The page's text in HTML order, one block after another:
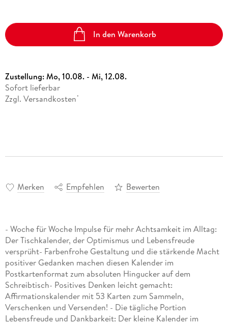
In den Warenkorb
Zustellung:Mo, 10.08. - Mi, 12.08.
Sofort lieferbar
Zzgl. Versandkosten *
Merken Empfehlen Bewerten
- Woche für Woche Impulse für mehr Achtsamkeit im Alltag:
Der Tischkalender, der Optimismus und Lebensfreude
versprüht- Farbenfrohe Gestaltung und die stärkende Macht
positiver Gedanken machen diesen Kalender im
Postkartenformat zum absoluten Hingucker auf dem
Schreibtisch- Positives Denken leicht gemacht:
Affirmationskalender mit 53 Karten zum Sammeln,
Verschenken und Versenden! - Die tägliche Portion
Lebensfreude und Dankbarkeit: Der kleine Kalender im